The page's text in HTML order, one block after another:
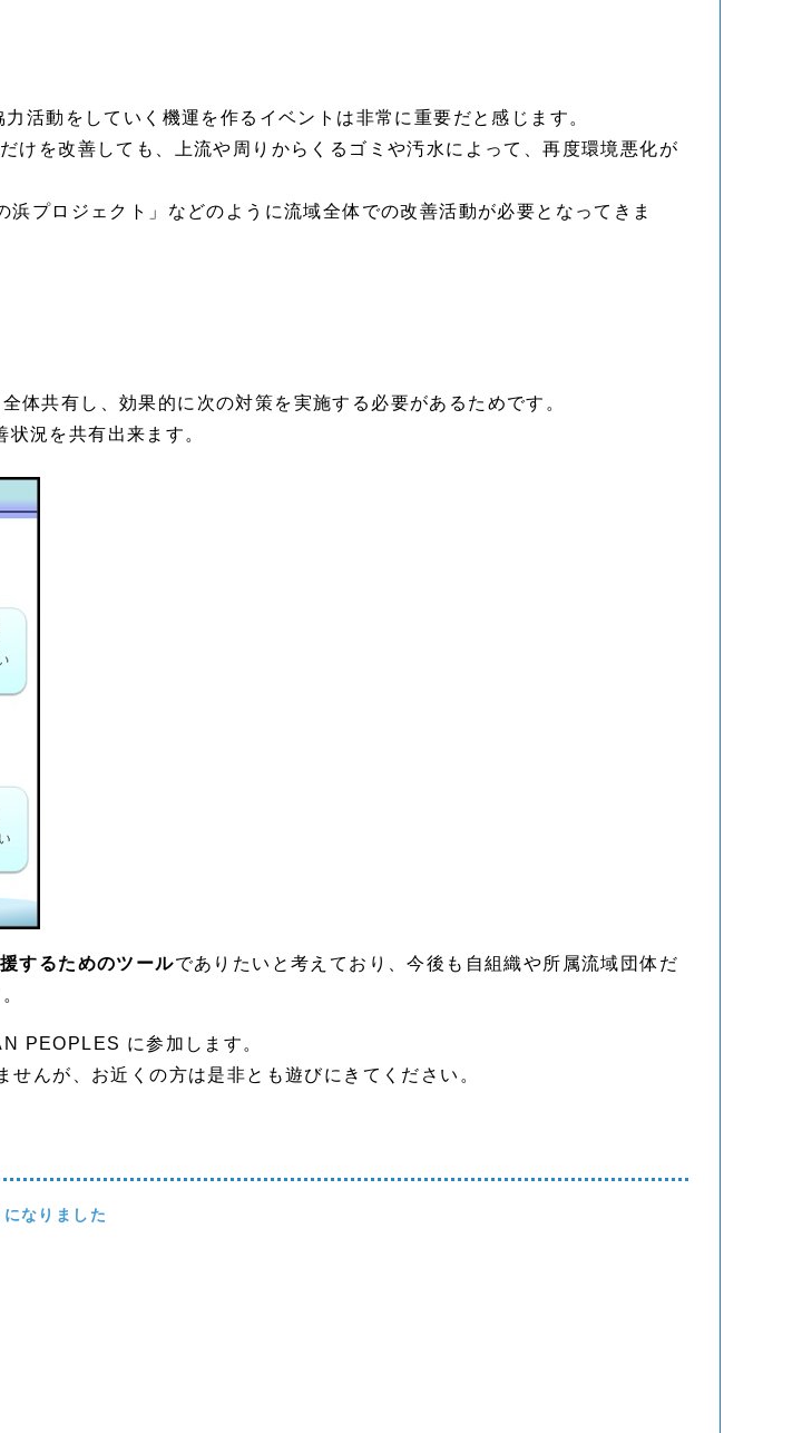
活動をしていく機運を作るイベントは非常に重要だと感じます。
けを改善しても、上流や周りからくるゴミや汚水によって、再度環境悪化が
プロジェクト」などのように流域全体での改善活動が必要となってきま
体共有し、効果的に次の対策を実施する必要があるためです。
況を共有出来ます。
するためのツールでありたいと考えており、今後も自組織や所属流域団体だ
PEOPLES に参加します。
んが、お近くの方は是非とも遊びにきてください。
なりました